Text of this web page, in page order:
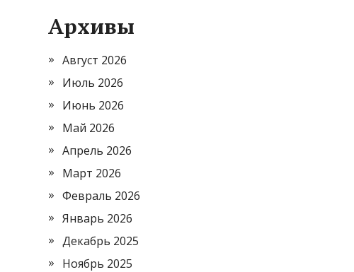
Архивы
Август 2026
Июль 2026
Июнь 2026
Май 2026
Апрель 2026
Март 2026
Февраль 2026
Январь 2026
Декабрь 2025
Ноябрь 2025